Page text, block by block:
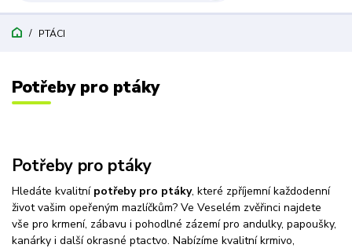
PTÁCI
Potřeby pro ptáky
Potřeby pro ptáky
Hledáte kvalitní potřeby pro ptáky, které zpříjemní každodenní
život vašim opeřeným mazlíčkům? Ve Veselém zvěřinci najdete
vše pro krmení, zábavu i pohodlné zázemí pro andulky, papoušky,
kanárky i další okrasné ptactvo. Nabízíme kvalitní krmivo,